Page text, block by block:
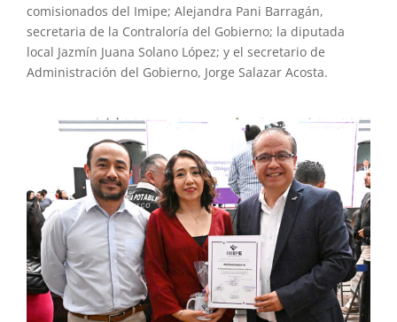
comisionados del Imipe; Alejandra Pani Barragán,
secretaria de la Contraloría del Gobierno; la diputada
local Jazmín Juana Solano López; y el secretario de
Administración del Gobierno, Jorge Salazar Acosta.